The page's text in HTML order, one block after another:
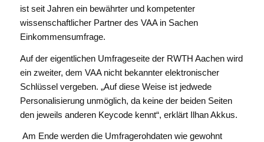
ist seit Jahren ein bewährter und kompetenter
wissenschaftlicher Partner des VAA in Sachen
Einkommensumfrage.
Auf der eigentlichen Umfrageseite der RWTH Aachen wird
ein zweiter, dem VAA nicht bekannter elektronischer
Schlüssel vergeben. „Auf diese Weise ist jedwede
Personalisierung unmöglich, da keine der beiden Seiten
den jeweils anderen Keycode kennt“, erklärt Ilhan Akkus.
Am Ende werden die Umfragerohdaten wie gewohnt